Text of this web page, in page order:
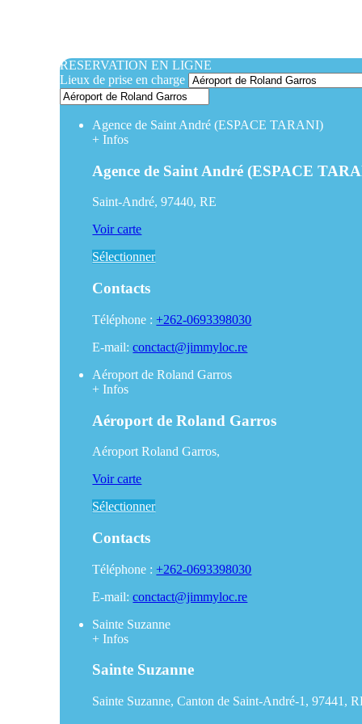
RESERVATION EN LIGNE
Lieux de prise en charge
Agence de Saint André (ESPACE TARANI)
+ Infos
Agence de Saint André (ESPACE
Saint-André, 97440, RE
Voir carte
Sélectionner
Contacts
Téléphone :+262-0693398030
E-mail:conctact@jimmyloc.re
Aéroport de Roland Garros
+ Infos
Aéroport de Roland Garros
Aéroport Roland Garros,
Voir carte
Sélectionner
Contacts
Téléphone :+262-0693398030
E-mail:conctact@jimmyloc.re
Sainte Suzanne
+ Infos
Sainte Suzanne
Sainte Suzanne, Canton de Saint-André-1, 97441,